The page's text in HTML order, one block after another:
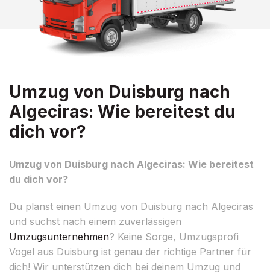
Umzug von Duisburg nach
Algeciras: Wie bereitest du
dich vor?
Umzug von Duisburg nach Algeciras: Wie bereitest
du dich vor?
Du planst einen Umzug von Duisburg nach Algeciras
und suchst nach einem zuverlässigen
Umzugsunternehmen? Keine Sorge, Umzugsprofi
Vogel aus Duisburg ist genau der richtige Partner für
dich! Wir unterstützen dich bei deinem Umzug und